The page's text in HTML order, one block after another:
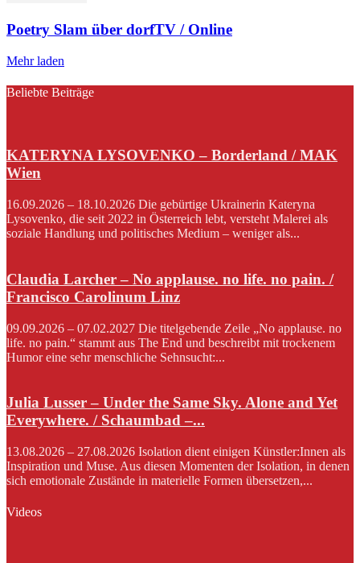
Poetry Slam über dorfTV / Online
Mehr laden
Beliebte Beiträge
KATERYNA LYSOVENKO – Borderland / MAK
Wien
16.09.2026 – 18.10.2026 Die gebürtige Ukrainerin Kateryna
Lysovenko, die seit 2022 in Österreich lebt, versteht Malerei als
soziale Handlung und politisches Medium – weniger als...
Claudia Larcher – No applause. no life. no pain. /
Francisco Carolinum Linz
09.09.2026 – 07.02.2027 Die titelgebende Zeile „No applause. no
life. no pain.“ stammt aus The End und beschreibt mit trockenem
Humor eine sehr menschliche Sehnsucht:...
Julia Lusser – Under the Same Sky. Alone and Yet
Everywhere. / Schaumbad –...
13.08.2026 – 27.08.2026 Isolation dient einigen Künstler:Innen als
Inspiration und Muse. Aus diesen Momenten der Isolation, in denen
sich emotionale Zustände in materielle Formen übersetzen,...
Videos